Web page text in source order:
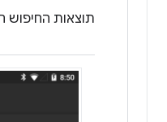
תוצאות החיפוש